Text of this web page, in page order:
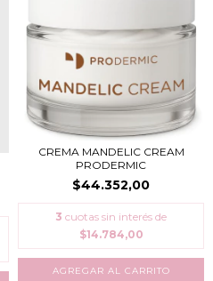
CREMA MANDELIC CREAM
PRODERMIC
$44.352,00
3 cuotas sin interés de
$14.784,00